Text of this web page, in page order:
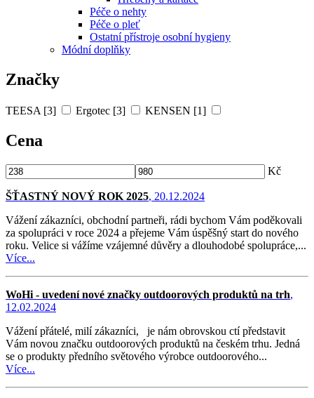
Péče o nehty
Péče o pleť
Ostatní přístroje osobní hygieny
Módní doplňky
Značky
TEESA [3] Ergotec [3] KENSEN [1]
Cena
Kč
ŠŤASTNÝ NOVÝ ROK 2025, 20.12.2024
Vážení zákazníci, obchodní partneři, rádi bychom Vám poděkovali
za spolupráci v roce 2024 a přejeme Vám úspěšný start do nového
roku. Velice si vážíme vzájemné důvěry a dlouhodobé spolupráce,...
Více...
WoHi - uvedení nové značky outdoorových produktů na trh,
12.02.2024
Vážení přátelé, milí zákazníci, je nám obrovskou ctí představit
Vám novou značku outdoorových produktů na českém trhu. Jedná
se o produkty předního světového výrobce outdoorového...
Více...